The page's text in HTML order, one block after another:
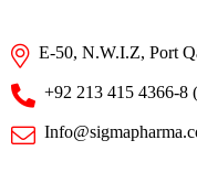
E-50, N.W.I.Z, Port
+92 213 415 4366-8